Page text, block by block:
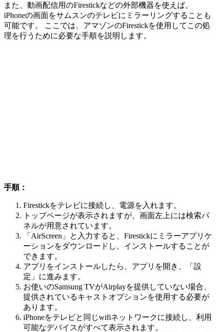
また、動画配信用のFirestickなどの外部機器を使えば、
iPhoneの画面をサムスンのテレビにミラーリングすることも
可能です。 ここでは、アマゾンのFirestickを使用してこの処
理を行うために必要な手順を説明します。
手順：
Firestickをテレビに接続し、電源を入れます。
トップページが表示されますが、画面左上には検索パ
ネルが用意されています。
「AirScreen」と入力すると、Firestickにミラーアプリケ
ーションをダウンロードし、インストールすることが
できます。
アプリをインストールしたら、アプリを開き、「設
定」に進みます。
お使いのSamsung TVがAirplayを提供していない場合、
提供されているキャストオプションを使用する必要が
あります。
iPhoneをテレビと同じwifiネットワークに接続し、利用
可能なデバイスがすべて表示されます。